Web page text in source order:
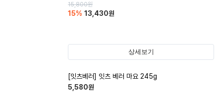
15,800원
15% 13,430원
상세보기
[잇츠베러] 잇츠 베러 마요 245g
5,580원